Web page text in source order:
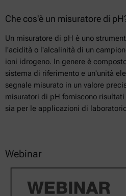
Che cos'è un misuratore di
Un misuratore di pH è uno
l'acidità o l'alcalinità di un
ioni idrogeno. In genere è
sistema di riferimento e un'unità
segnale misurato in un valore
misuratori di pH forniscono
sia per le applicazioni di
Webinar